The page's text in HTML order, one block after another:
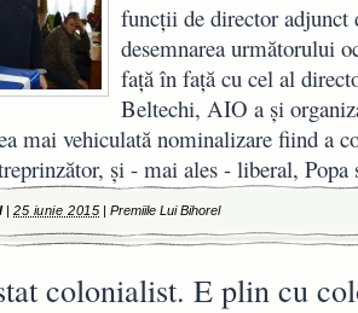
funcţii de director adjunct
desemnarea următorului
faţă în faţă cu cel al
Beltechi, AIO a şi
mai vehiculată nominalizare fiind a
şi - mai ales - liberal, Popa
| 25 iunie 2015 |Premiile Lui Bihorel
colonialist. E plin cu